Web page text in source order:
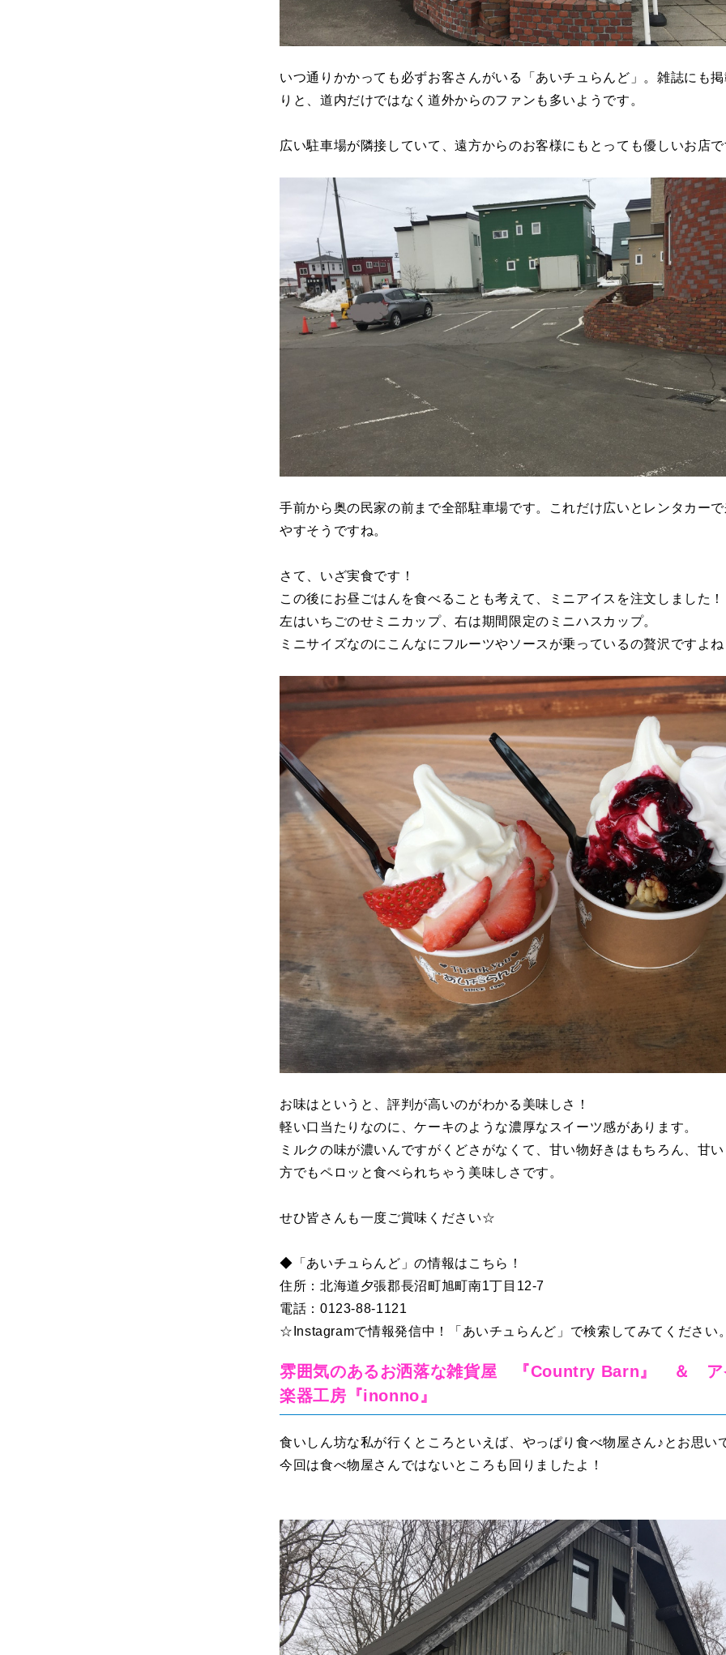
いつ通りかかっても必ずお客さんがいる「あいチュらんど」。雑誌にも
りと、道内だけではなく道外からのファンも多いようです。
広い駐車場が隣接していて、遠方からのお客様にもとっても優しいお店
手前から奥の民家の前まで全部駐車場です。これだけ広いとレンタカー
やすそうですね。
さて、いざ実食です！
この後にお昼ごはんを食べることも考えて、ミニアイスを注文しました！
左はいちごのせミニカップ、右は期間限定のミニハスカップ。
ミニサイズなのにこんなにフルーツやソースが乗っているの贅沢ですよ
お味はというと、評判が高いのがわかる美味しさ！
軽い口当たりなのに、ケーキのような濃厚なスイーツ感があります。
ミルクの味が濃いんですがくどさがなくて、甘い物好きはもちろん、甘
方でもペロッと食べられちゃう美味しさです。
せひ皆さんも一度ご賞味ください☆
◆「あいチュらんど」の情報はこちら！
住所：北海道夕張郡長沼町旭町南1丁目12-7
電話：0123-88-1121
☆Instagramで情報発信中！「あいチュらんど」で検索してみてください
雰囲気のあるお洒落な雑貨屋 『Country Barn』 ＆ ア
楽器工房『inonno』
食いしん坊な私が行くところといえば、やっぱり食べ物屋さん♪とお思い
今回は食べ物屋さんではないところも回りましたよ！